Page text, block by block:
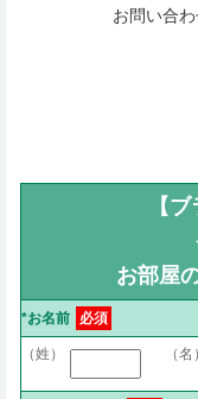
【
お部屋
*お名前 必須
（姓） （名）